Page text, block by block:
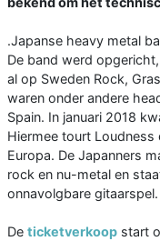
.Japanse heavy metal
De band werd
al op Sweden Rock,
waren onder andere
Spain. In januari 2018
Hiermee tourt Loudness
Europa. De Japanners
rock en nu-metal en
onnavolgbare gitaarspel.
De ticketverkoop start